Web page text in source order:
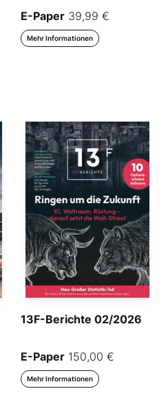
Hebelprodukten
E-Paper 39,99 €
Mehr Informationen
13F-Berichte 02/2026
E-Paper 150,00 €
Mehr Informationen